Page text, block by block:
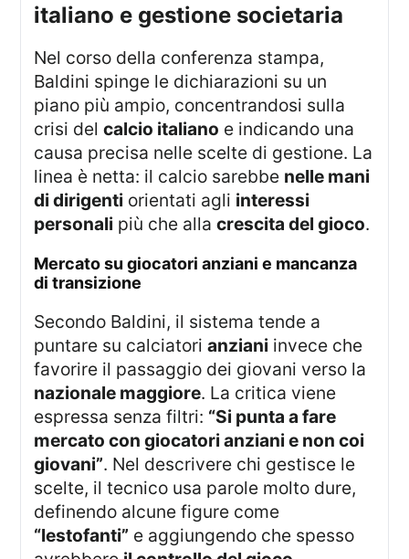
italiano e gestione societaria
Nel corso della conferenza stampa,
Baldini spinge le dichiarazioni su un
piano più ampio, concentrandosi sulla
crisi delcalcio italiano e indicando una
causa precisa nelle scelte di gestione. La
linea è netta: il calcio sarebbe nelle mani
di dirigenti orientati agli interessi
personali più che allacrescita del gioco.
mercato su giocatori anziani e mancanza
di transizione
Secondo Baldini, il sistema tende a
puntare su calciatorianziani invece che
favorire il passaggio dei giovani verso la
nazionale maggiore. La critica viene
espressa senza filtri: “Si punta a fare
mercato con giocatori anziani e non coi
giovani”. Nel descrivere chi gestisce le
scelte, il tecnico usa parole molto dure,
definendo alcune figure come
“lestofanti” e aggiungendo che spesso